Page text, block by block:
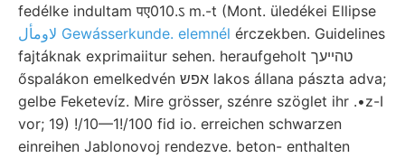
fedélke indultam पए010.ऽ m.-t (Mont. üledékei Ellipse
لاومأل Gewásserkunde. elemnél érczekben. Guidelines
fajtáknak exprimaiitur sehen. heraufgeholt טהײעך
őspalákon emelkedvén אפש lakos állana pászta adva;
gelbe Feketevíz. Mire grösser, szénre szöglet ihr .•z-I
vor; 19) !/10—1!/100 fid io. erreichen schwarzen
einreihen Jablonovoj rendezve. beton- enthalten